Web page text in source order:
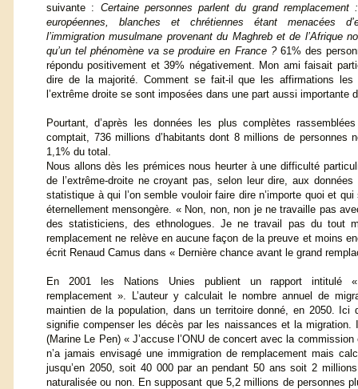
suivante : Certaine personnes parlent du grand
européennes, blanches et chrétiennes étant menacées
l’immigration musulmane provenant du Maghreb et de l’Afrique
qu’un tel phénomène va se produire en France ?61% des
répondu positivement et 39% négativement. Mon ami faisait
dire de la majorité. Comment se fait-il que les affirmations les
l’extrême droite se sont imposées dans une part aussi importante
Pourtant, d’après les données les plus complètes
comptait, 736 millions d’habitants dont 8 millions de personnes
1,1% du total.
Nous allons dès les prémices nous heurter à une difficulté
de l’extrême-droite ne croyant pas, selon leur dire, aux
statistique à qui l’on semble vouloir faire dire n’importe quoi et qui
éternellement mensongère. « Non, non, non je ne travaille pas
des statisticiens, des ethnologues. Je ne travail pas du tout
remplacement ne relève en aucune façon de la preuve et moins
écrit Renaud Camus dans « Dernière chance avant le grand
En 2001 les Nations Unies publient un rapport intitulé
remplacement ». L’auteur y calculait le nombre annuel de
maintien de la population, dans un territoire donné, en 2050. Ici
signifie compenser les décès par les naissances et la migration.
(Marine Le Pen) « J’accuse l’ONU de concert avec la
n’a jamais envisagé une immigration de remplacement mais
jusqu’en 2050, soit 40 000 par an pendant 50 ans soit 2
naturalisée ou non. En supposant que 5,2 millions de personnes